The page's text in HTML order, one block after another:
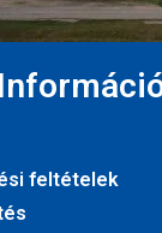
feltételek